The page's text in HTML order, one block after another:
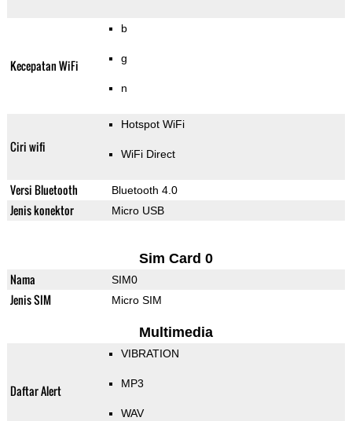
Kecepatan WiFi
b
g
n
Ciri wifi
Hotspot WiFi
WiFi Direct
Versi Bluetooth Bluetooth 4.0
Jenis konektor Micro USB
Sim Card 0
Nama SIM0
Jenis SIM Micro SIM
Multimedia
Daftar Alert
VIBRATION
MP3
WAV